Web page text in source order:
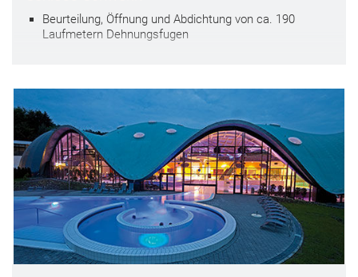
Beurteilung, Öffnung und Abdichtung von ca. 190
Laufmetern Dehnungsfugen